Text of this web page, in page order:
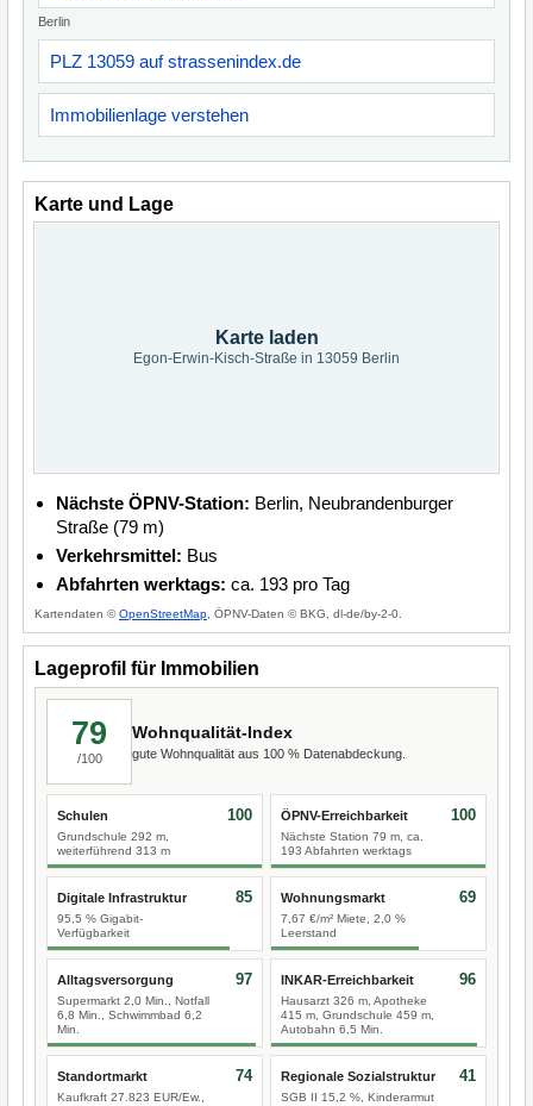
Berlin
PLZ 13059 auf strassenindex.de
Immobilienlage verstehen
Karte und Lage
Karte laden
Egon-Erwin-Kisch-Straße in 13059 Berlin
Nächste ÖPNV-Station: Berlin, Neubrandenburger
Straße (79 m)
Verkehrsmittel: Bus
Abfahrten werktags: ca. 193 pro Tag
Kartendaten ©OpenStreetMap , ÖPNV-Daten © BKG, dl-de/by-2-0.
Lageprofil für Immobilien
79
/100
Wohnqualität-Index
gute Wohnqualität aus 100 % Datenabdeckung.
Schulen
Grundschule 292 m,
weiterführend 313 m
100 ÖPNV-Erreichbarkeit
Nächste Station 79 m, ca.
193 Abfahrten werktags
100
Digitale Infrastruktur
95,5 % Gigabit-
Verfügbarkeit
85 Wohnungsmarkt
7,67 €/m² Miete, 2,0 %
Leerstand
69
Alltagsversorgung
Supermarkt 2,0 Min., Notfall
6,8 Min., Schwimmbad 6,2
Min.
97 INKAR-Erreichbarkeit
Hausarzt 326 m, Apotheke
415 m, Grundschule 459 m,
Autobahn 6,5 Min.
96
Standortmarkt
Kaufkraft 27.823 EUR/Ew.,
74 Regionale Sozialstruktur
SGB II 15,2 %, Kinderarmut
41